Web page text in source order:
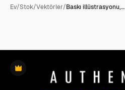
Ev/Stok/Vektörler/Baskı illüstrasyonu,…
Premium